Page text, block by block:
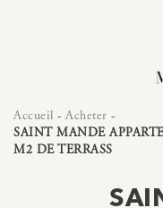
Accueil - Acheter -
SAINT MANDE
M2 DE TERRASS